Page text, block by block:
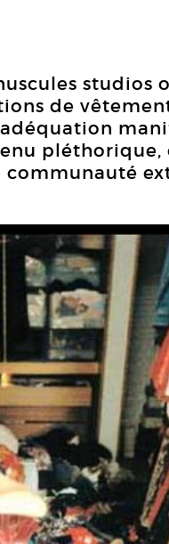
studios
de
pléthorique,